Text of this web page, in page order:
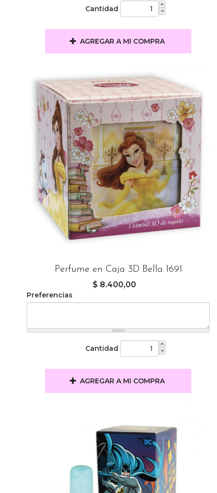
Cantidad
AGREGAR A MI COMPRA
Perfume en Caja 3D Bella 1691
$ 8.400,00
Preferencias
Cantidad
AGREGAR A MI COMPRA